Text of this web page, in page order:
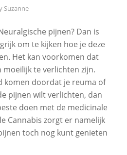
Suzanne
pijnen? Dan is
om te kijken hoe je deze
Het kan voorkomen dat
moeilijk te verlichten zijn.
komen doordat je reuma of
pijnen wilt verlichten, dan
doen met de medicinale
Cannabis zorgt er namelijk
toch nog kunt genieten